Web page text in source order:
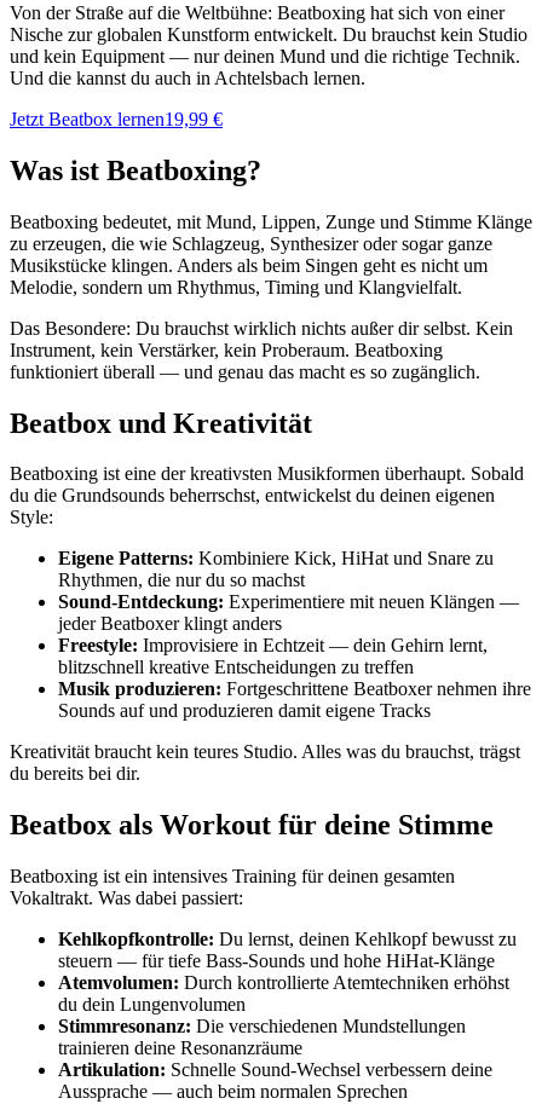
Von der Straße auf die Weltbühne: Beatboxing hat sich von einer
Nische zur globalen Kunstform entwickelt. Du brauchst kein Studio
und kein Equipment — nur deinen Mund und die richtige Technik.
Und die kannst du auch in Achtelsbach lernen.
Jetzt Beatbox lernen19,99 €
Was ist Beatboxing?
Beatboxing bedeutet, mit Mund, Lippen, Zunge und Stimme Klänge
zu erzeugen, die wie Schlagzeug, Synthesizer oder sogar ganze
Musikstücke klingen. Anders als beim Singen geht es nicht um
Melodie, sondern um Rhythmus, Timing und Klangvielfalt.
Das Besondere: Du brauchst wirklich nichts außer dir selbst. Kein
Instrument, kein Verstärker, kein Proberaum. Beatboxing
funktioniert überall — und genau das macht es so zugänglich.
Beatbox und Kreativität
Beatboxing ist eine der kreativsten Musikformen überhaupt. Sobald
du die Grundsounds beherrschst, entwickelst du deinen eigenen
Style:
Eigene Patterns: Kombiniere Kick, HiHat und Snare zu
Rhythmen, die nur du so machst
Sound-Entdeckung: Experimentiere mit neuen Klängen —
jeder Beatboxer klingt anders
Freestyle: Improvisiere in Echtzeit — dein Gehirn lernt,
blitzschnell kreative Entscheidungen zu treffen
Musik produzieren: Fortgeschrittene Beatboxer nehmen ihre
Sounds auf und produzieren damit eigene Tracks
Kreativität braucht kein teures Studio. Alles was du brauchst, trägst
du bereits bei dir.
Beatbox als Workout für deine Stimme
Beatboxing ist ein intensives Training für deinen gesamten
Vokaltrakt. Was dabei passiert:
Kehlkopfkontrolle: Du lernst, deinen Kehlkopf bewusst zu
steuern — für tiefe Bass-Sounds und hohe HiHat-Klänge
Atemvolumen: Durch kontrollierte Atemtechniken erhöhst
du dein Lungenvolumen
Stimmresonanz: Die verschiedenen Mundstellungen
trainieren deine Resonanzräume
Artikulation: Schnelle Sound-Wechsel verbessern deine
Aussprache — auch beim normalen Sprechen